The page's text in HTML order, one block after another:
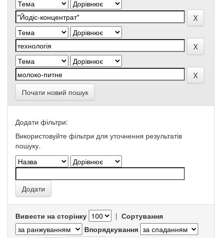
Почати новий пошук
Додати фільтри:
Використовуйте фільтри для уточнення результатів
пошуку.
Вивести на сторінку | Сортування
Впорядкування